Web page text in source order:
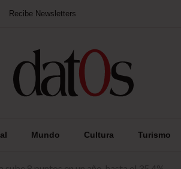
Recibe Newsletters
Mundo Cultura Turismo